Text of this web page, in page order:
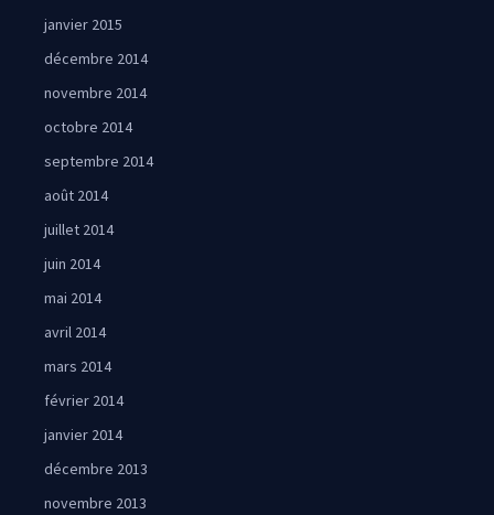
janvier 2015
décembre 2014
novembre 2014
octobre 2014
septembre 2014
août 2014
juillet 2014
juin 2014
mai 2014
avril 2014
mars 2014
février 2014
janvier 2014
décembre 2013
novembre 2013